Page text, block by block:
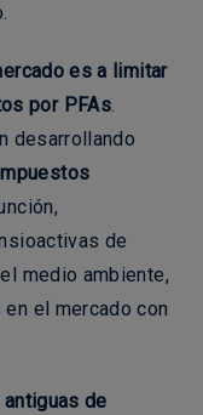
es a limitar
por PFAs.
desarrollando
de
medio ambiente,
el mercado con
de